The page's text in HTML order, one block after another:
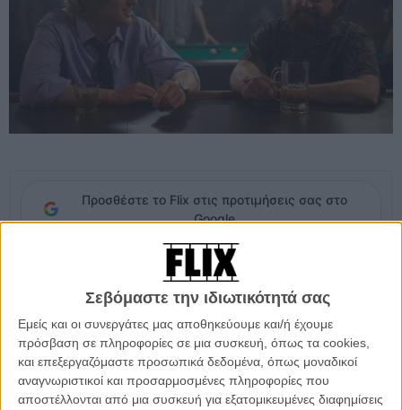
Σεβόμαστε την ιδιωτικότητά σας
Εμείς και οι συνεργάτες μας αποθηκεύουμε και/ή έχουμε
πρόσβαση σε πληροφορίες σε μια συσκευή, όπως τα cookies,
και επεξεργαζόμαστε προσωπικά δεδομένα, όπως μοναδικοί
αναγνωριστικοί και προσαρμοσμένες πληροφορίες που
αποστέλλονται από μια συσκευή για εξατομικευμένες διαφημίσεις
Προσθέστε το Flix στις προτιμήσεις σας στο
Google
Ο Ζακ Γαλιφιανάκης, είναι ταλαντούχος, χαριτωμένος, και ναι τον
Ο Μάθιου Γουάινερ είναι υπεύθυνος για μια από τις καλύτερες
σειρές της αμερικάνικης τηλεόρασης.
Κι ο Οουεν Γουίλσον, εντάξει, είναι ΟΚ κι αυτός.